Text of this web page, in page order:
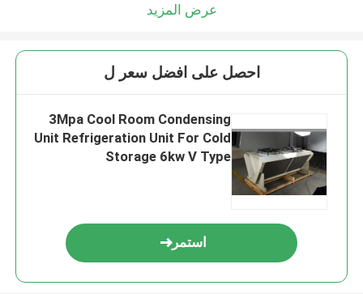
عرض المزيد
احصل على افضل سعر ل
3Mpa Cool Room Condensing
Unit Refrigeration Unit For Cold
Storage 6kw V Type
استمر